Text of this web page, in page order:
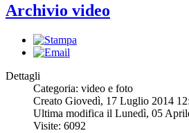
Archivio video
Dettagli
Categoria: video e foto
Creato Giovedì, 17 Luglio 2014
Ultima modifica il Lunedì, 05
Visite: 6092